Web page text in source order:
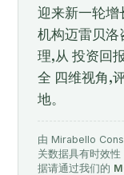
迎来新一轮增
机构迈雷贝
理,从 投资回
全 四维视角,
地。
由 Mirabello
关数据具有时效
据请通过我们的